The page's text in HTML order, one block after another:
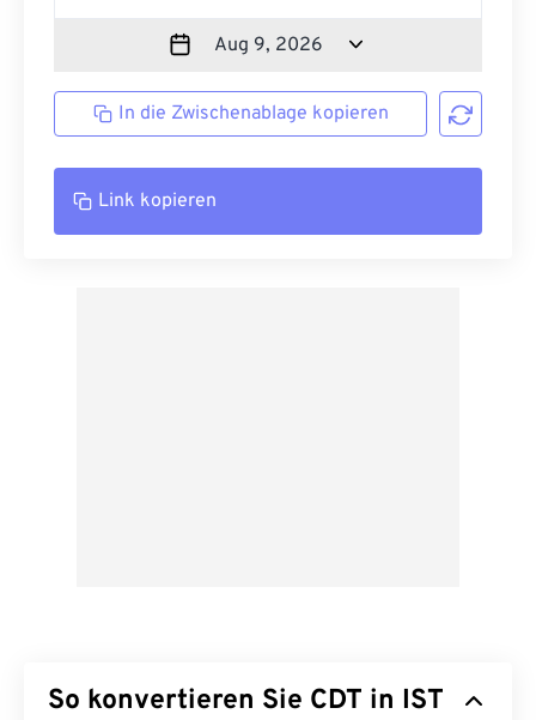
In die Zwischenablage kopieren
Link kopieren
So konvertieren Sie CDT in IST